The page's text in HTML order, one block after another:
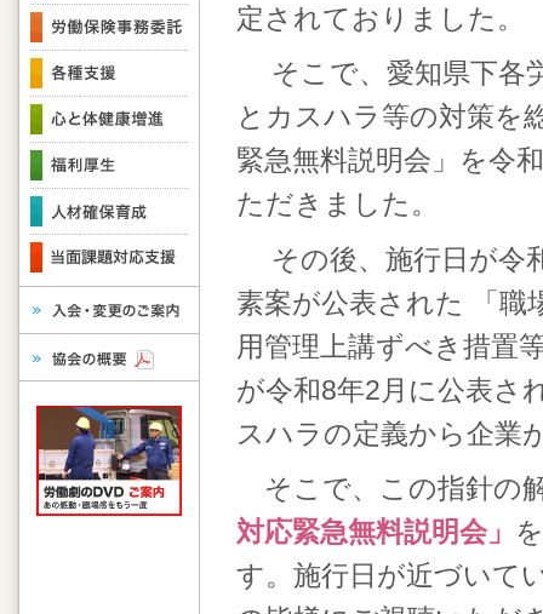
定されておりました。
そこで、愛知県下各
とカスハラ等の対策を
緊急無料説明会」を令
ただきました。
その後、施行日が令
素案が公表された 「
用管理上講ずべき措置
が令和8年2月に公表さ
スハラの定義から企業
そこで、この指針の
対応緊急無料説明会」
す。施行日が近づいて